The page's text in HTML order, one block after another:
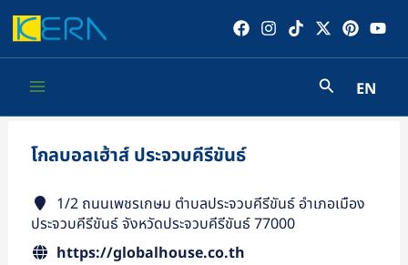
Skip
to
Menu
EN
โกลบอลเฮ้าส์ ประจวบคีรีขันธ์
1/2 ถนนเพชรเกษม ตำบลประจวบคีรีขันธ์ อำเภอเมือง
ประจวบคีรีขันธ์ จังหวัดประจวบคีรีขันธ์ 77000
https://globalhouse.co.th